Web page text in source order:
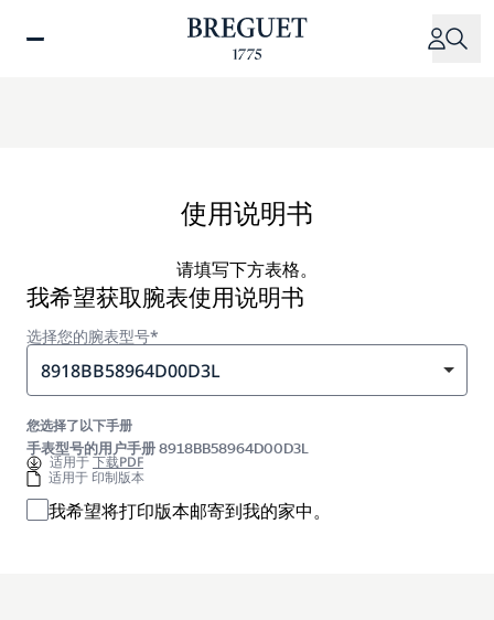
使用说明书
请填写下方表格。
我希望获取腕表使用说明书
选择您的腕表型号*
8918BB58964D00D3L
您选择了以下手册
手表型号的用户手册 8918BB58964D00D3L
适用于下载PDF
适用于 印制版本
我希望将打印版本邮寄到我的家中。